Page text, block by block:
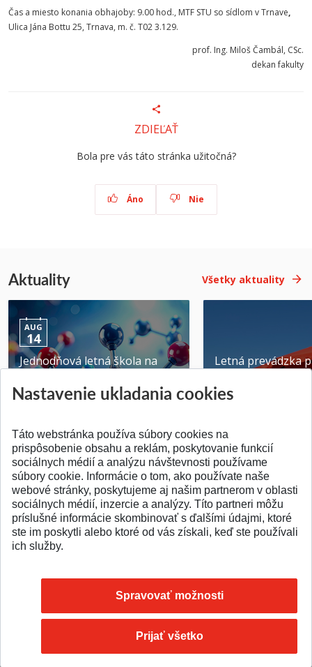
Čas a miesto konania obhajoby: 9.00 hod., MTF STU so sídlom v Trnave,
Ulica Jána Bottu 25, Trnava, m. č. T02 3.129.
prof. Ing. Miloš Čambál, CSc.
dekan fakulty
ZDIEĽAŤ
Bola pre vás táto stránka užitočná?
Áno Nie
Aktuality Všetky aktuality
AUG
14
Jednodňová letná škola na
Pridané 28.07.2026
Letná prevádzka
Pridané 23.06.2026
SPÄŤ NA VRCH
Nastavenie ukladania cookies
Táto webstránka používa súbory cookies na
prispôsobenie obsahu a reklám, poskytovanie funkcií
sociálnych médií a analýzu návštevnosti používame
súbory cookie. Informácie o tom, ako používate naše
webové stránky, poskytujeme aj našim partnerom v oblasti
sociálnych médií, inzercie a analýzy. Títo partneri môžu
príslušné informácie skombinovať s ďalšími údajmi, ktoré
ste im poskytli alebo ktoré od vás získali, keď ste používali
ich služby.
Spravovať možnosti
Prijať všetko